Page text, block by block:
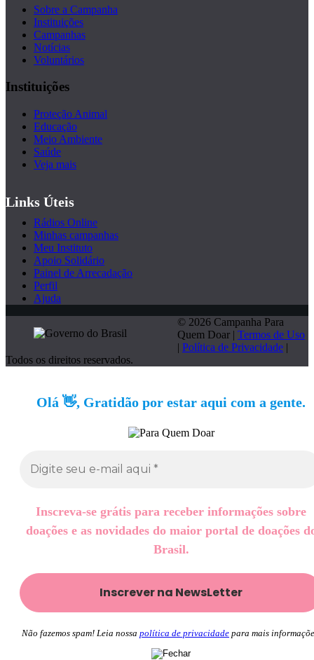
Sobre a Campanha
Instituições
Campanhas
Notícias
Voluntários
Instituições
Proteção Animal
Educação
Meio Ambiente
Saúde
Veja mais
Links Úteis
Rádios Online
Minhas campanhas
Meu Instituto
Apoio Solidário
Painel de Arrecadação
Perfil
Ajuda
© 2026 Campanha Para
Quem Doar | Termos de Uso
| Política de Privacidade |
Todos os direitos reservados.
Olá 👋, Gratidão por estar aqui com a gente.
Inscreva-se grátis para receber informações sobre
doações e as novidades do maior portal de doações
Brasil.
Não fazemos spam! Leia nossa política de privacidade para mais